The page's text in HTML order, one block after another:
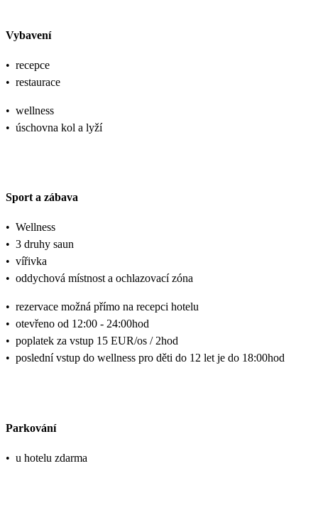
Vybavení
• recepce
• restaurace
• wellness
• úschovna kol a lyží
Sport a zábava
• Wellness
• 3 druhy saun
• vířivka
• oddychová místnost a ochlazovací zóna
• rezervace možná přímo na recepci hotelu
• otevřeno od 12:00 - 24:00hod
• poplatek za vstup 15 EUR/os / 2hod
• poslední vstup do wellness pro děti do 12 let je do 18:00hod
Parkování
• u hotelu zdarma